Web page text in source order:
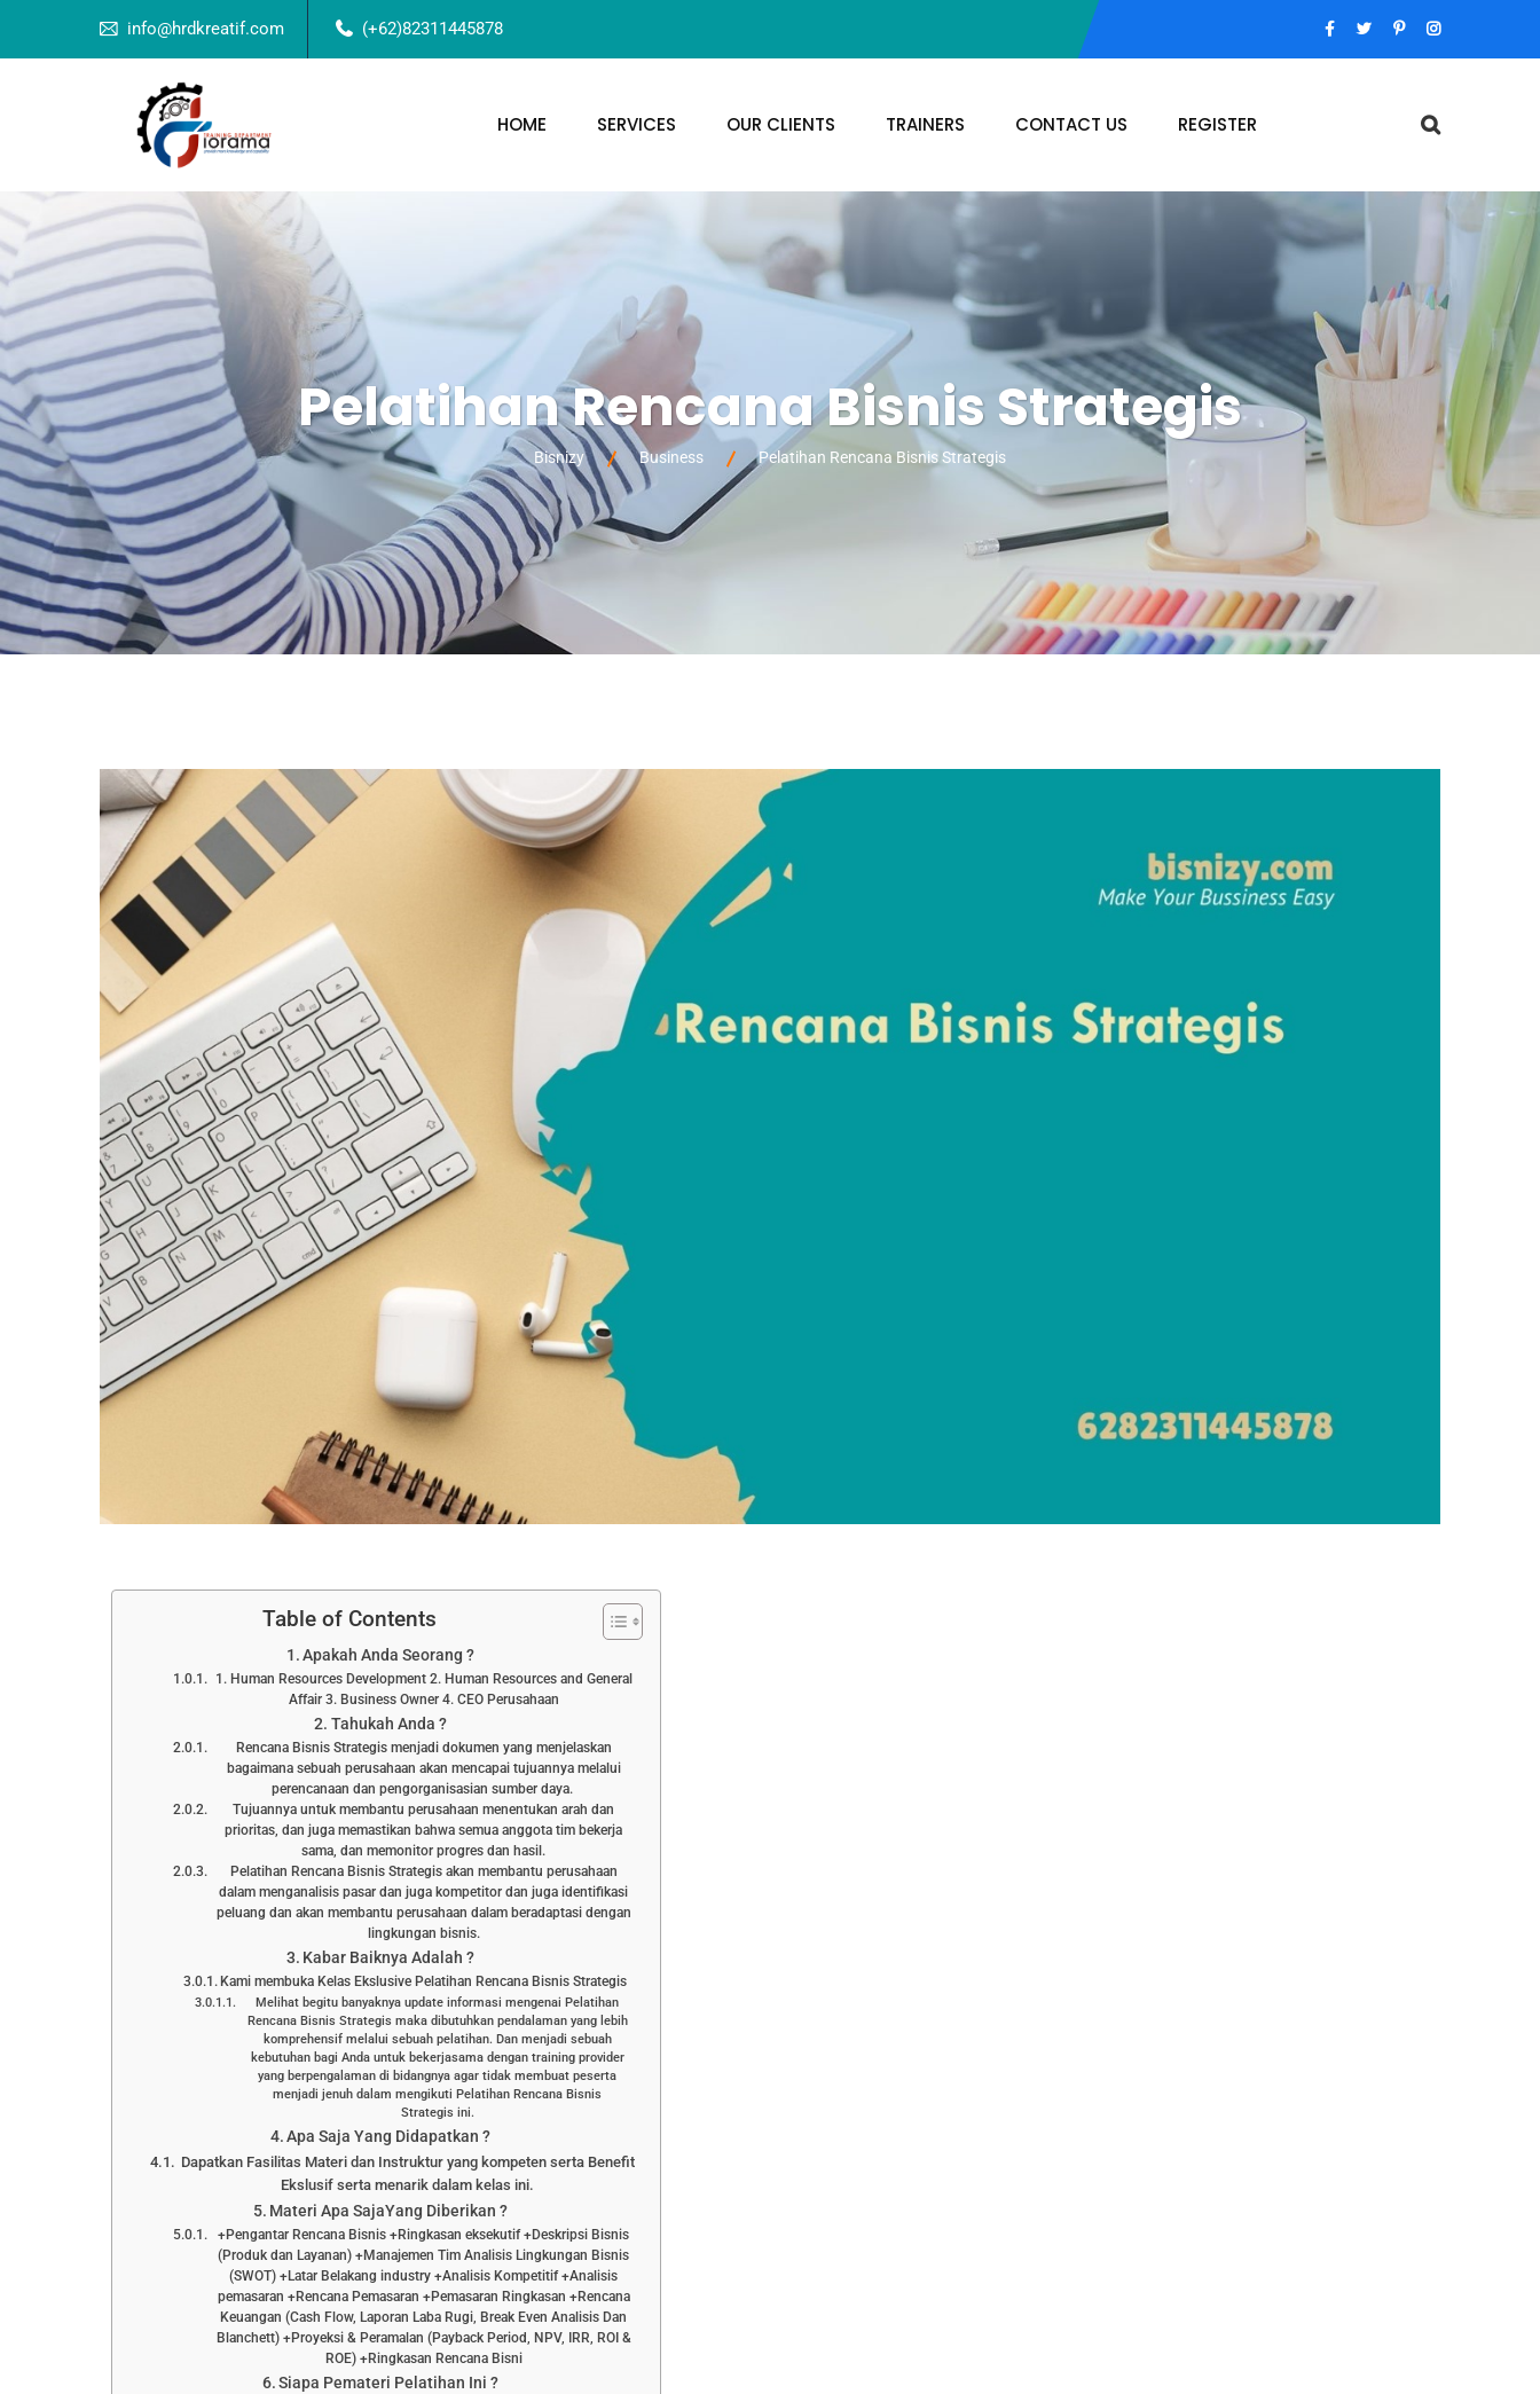
info@hrdkreatif.com (+62)82311445878
HOME SERVICES OUR CLIENTS TRAINERS CONTACT US REGISTER
Pelatihan Rencana Bisnis Strategis
Bisnizy Business Pelatihan Rencana Bisnis Strategis
Table of Contents
Apakah Anda Seorang ?
1. Human Resources Development 2. Human Resources and General
Affair 3. Business Owner 4. CEO Perusahaan
Tahukah Anda ?
Rencana Bisnis Strategis menjadi dokumen yang menjelaskan
bagaimana sebuah perusahaan akan mencapai tujuannya melalui
perencanaan dan pengorganisasian sumber daya.
Tujuannya untuk membantu perusahaan menentukan arah dan
prioritas, dan juga memastikan bahwa semua anggota tim bekerja
sama, dan memonitor progres dan hasil.
Pelatihan Rencana Bisnis Strategis akan membantu perusahaan
dalam menganalisis pasar dan juga kompetitor dan juga identifikasi
peluang dan akan membantu perusahaan dalam beradaptasi dengan
lingkungan bisnis.
Kabar Baiknya Adalah ?
Kami membuka Kelas Ekslusive Pelatihan Rencana Bisnis Strategis
Melihat begitu banyaknya update informasi mengenai Pelatihan
Rencana Bisnis Strategis maka dibutuhkan pendalaman yang lebih
komprehensif melalui sebuah pelatihan. Dan menjadi sebuah
kebutuhan bagi Anda untuk bekerjasama dengan training provider
yang berpengalaman di bidangnya agar tidak membuat peserta
menjadi jenuh dalam mengikuti Pelatihan Rencana Bisnis
Strategis ini.
Apa Saja Yang Didapatkan ?
Dapatkan Fasilitas Materi dan Instruktur yang kompeten serta Benefit
Ekslusif serta menarik dalam kelas ini.
Materi Apa SajaYang Diberikan ?
+Pengantar Rencana Bisnis +Ringkasan eksekutif +Deskripsi Bisnis
(Produk dan Layanan) +Manajemen Tim Analisis Lingkungan Bisnis
(SWOT) +Latar Belakang industry +Analisis Kompetitif +Analisis
pemasaran +Rencana Pemasaran +Pemasaran Ringkasan +Rencana
Keuangan (Cash Flow, Laporan Laba Rugi, Break Even Analisis Dan
Blanchett) +Proyeksi & Peramalan (Payback Period, NPV, IRR, ROI &
ROE) +Ringkasan Rencana Bisni
Siapa Pemateri Pelatihan Ini ?